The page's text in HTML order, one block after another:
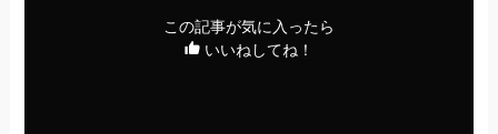
この記事が気に入ったら
いいねしてね！